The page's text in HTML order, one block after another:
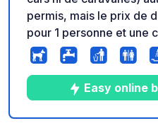
permis, mais le prix de
pour 1 personne et une
peu près le meilleur à
Tenby. Vraiment une
écologique avec un
ouvert jusqu'à 5 heures
nourriture. Ils sont gros
Easy online